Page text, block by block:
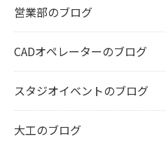
営業部のブログ
CADオペレーターのブログ
スタジオイベントのブログ
大工のブログ